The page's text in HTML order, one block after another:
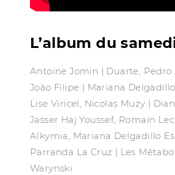
L’album du
Antoine Jomin | Duarte, Pedro
João Filipe | Mariana
Lise Viricel, Nicolas Muzy |
Jasser Haj Youssef, Romain
Alkymia, Mariana Delgadillo
Parranda La Cruz | Les
Warynski